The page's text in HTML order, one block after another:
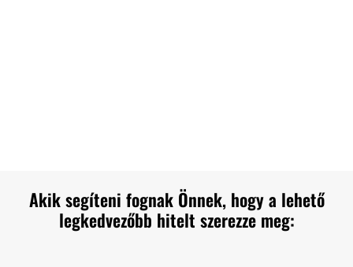
Akik segíteni fognak Önnek, hogy a lehető
legkedvezőbb hitelt szerezze meg: